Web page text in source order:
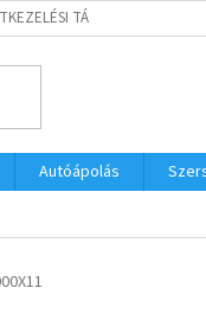
TÁJÉKOZTATÓ
Autóápolás